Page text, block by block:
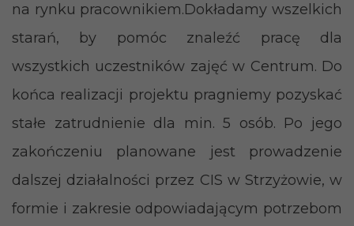
na rynku pracownikiem.Dokładamy wszelkich
starań, by pomóc znaleźć pracę dla
wszystkich uczestników zajęć w Centrum. Do
końca realizacji projektu pragniemy pozyskać
stałe zatrudnienie dla min. 5 osób. Po jego
zakończeniu planowane jest prowadzenie
dalszej działalności przez CIS w Strzyżowie, w
formie i zakresie odpowiadającym potrzebom